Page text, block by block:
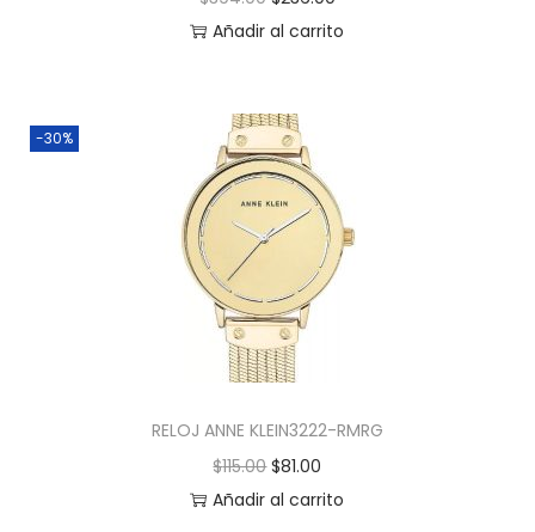
Añadir al carrito
-30%
RELOJ ANNE KLEIN3222-RMRG
$115.00 $81.00
Añadir al carrito